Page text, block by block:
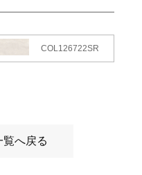
COL126722SR
へ戻る